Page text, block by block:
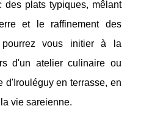
des plats typiques, mêlant
et le raffinement des
vous initier à la
d'un atelier culinaire ou
d'Irouléguy en terrasse, en
vie sareienne.